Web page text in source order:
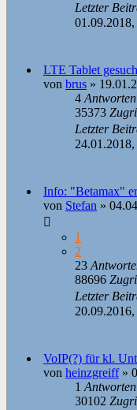
Letzter
LTE Tablet
von brus »
4Antworten
35373
Letzter
Info: "Betamax"
von Stefan »
1
2
23
88696
Letzter
VoIP(?) für kl.
von heinzgreiff»
1Antworten
30102